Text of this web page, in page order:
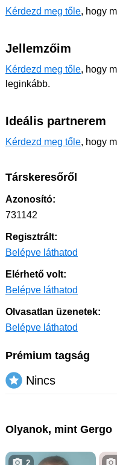
Kérdezd meg tőle, hogy
Jellemzőim
Kérdezd meg tőle, hogy
leginkább.
Ideális partnerem
Kérdezd meg tőle, hogy
Társkeresőről
Azonosító:
731142
Regisztrált:
Belépve láthatod
Elérhető volt:
Belépve láthatod
Olvasatlan üzenetek:
Belépve láthatod
Prémium tagság
Nincs
Olyanok, mint Gergo
2